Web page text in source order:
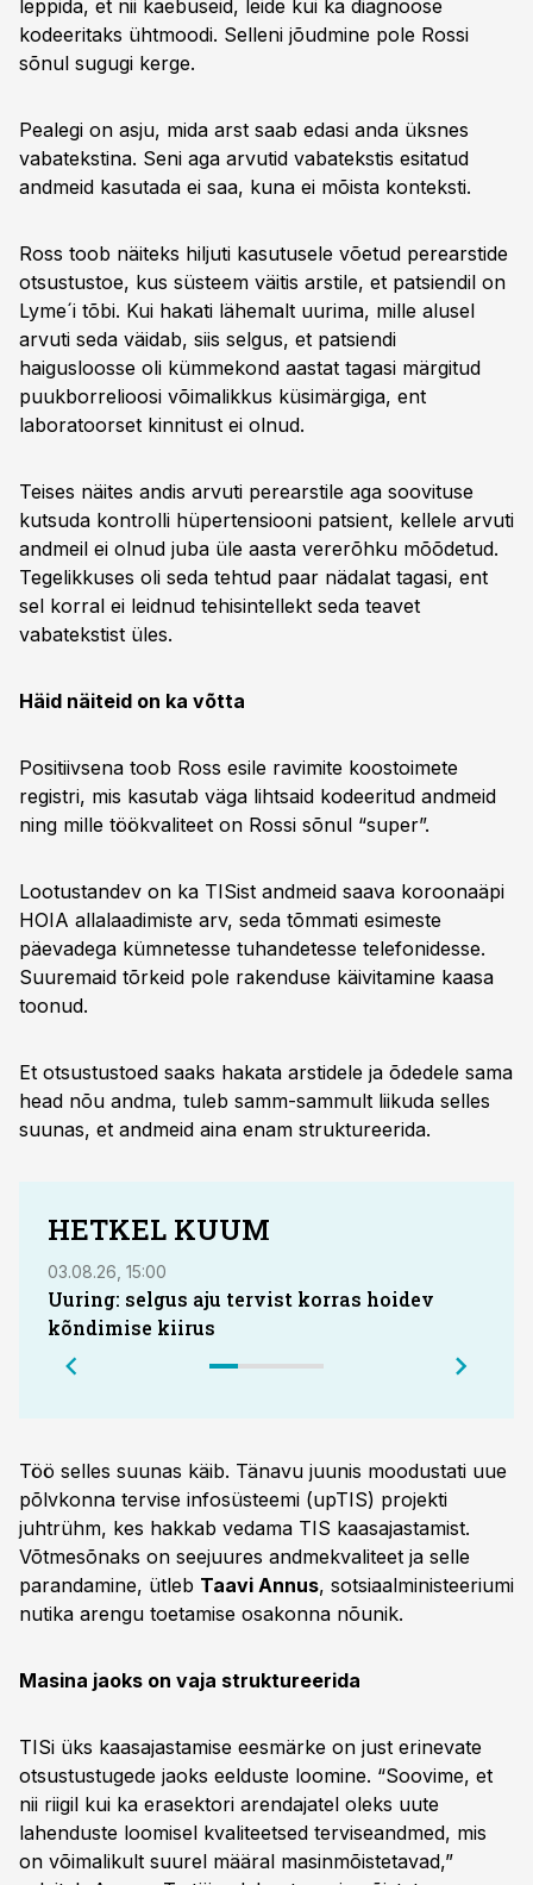
leppida, et nii kaebuseid, leide kui ka diagnoose
kodeeritaks ühtmoodi. Selleni jõudmine pole Rossi
sõnul sugugi kerge.
Pealegi on asju, mida arst saab edasi anda üksnes
vabatekstina. Seni aga arvutid vabatekstis esitatud
andmeid kasutada ei saa, kuna ei mõista konteksti.
Ross toob näiteks hiljuti kasutusele võetud perearstide
otsustustoe, kus süsteem väitis arstile, et patsiendil on
Lyme´i tõbi. Kui hakati lähemalt uurima, mille alusel
arvuti seda väidab, siis selgus, et patsiendi
haigusloosse oli kümmekond aastat tagasi märgitud
puukborrelioosi võimalikkus küsimärgiga, ent
laboratoorset kinnitust ei olnud.
Teises näites andis arvuti perearstile aga soovituse
kutsuda kontrolli hüpertensiooni patsient, kellele arvuti
andmeil ei olnud juba üle aasta vererõhku mõõdetud.
Tegelikkuses oli seda tehtud paar nädalat tagasi, ent
sel korral ei leidnud tehisintellekt seda teavet
vabatekstist üles.
Häid näiteid on ka võtta
Positiivsena toob Ross esile ravimite koostoimete
registri, mis kasutab väga lihtsaid kodeeritud andmeid
ning mille töökvaliteet on Rossi sõnul “super”.
Lootustandev on ka TISist andmeid saava koroonaäpi
HOIA allalaadimiste arv, seda tõmmati esimeste
päevadega kümnetesse tuhandetesse telefonidesse.
Suuremaid tõrkeid pole rakenduse käivitamine kaasa
toonud.
Et otsustustoed saaks hakata arstidele ja õdedele sama
head nõu andma, tuleb samm-sammult liikuda selles
suunas, et andmeid aina enam struktureerida.
HETKEL KUUM
03.08.26, 15:00
Uuring: selgus aju tervist korras hoidev
kõndimise kiirus
Töö selles suunas käib. Tänavu juunis moodustati uue
põlvkonna tervise infosüsteemi (upTIS) projekti
juhtrühm, kes hakkab vedama TIS kaasajastamist.
Võtmesõnaks on seejuures andmekvaliteet ja selle
parandamine, ütleb Taavi Annus, sotsiaalministeeriumi
nutika arengu toetamise osakonna nõunik.
Masina jaoks on vaja struktureerida
TISi üks kaasajastamise eesmärke on just erinevate
otsustustugede jaoks eelduste loomine. “Soovime, et
nii riigil kui ka erasektori arendajatel oleks uute
lahenduste loomisel kvaliteetsed terviseandmed, mis
on võimalikult suurel määral masinmõistetavad,”